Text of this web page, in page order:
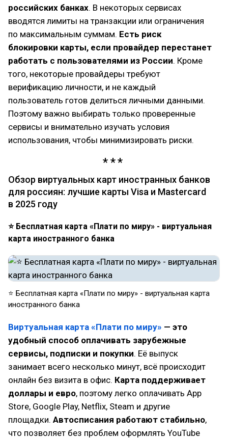
российских банках. В некоторых сервисах
вводятся лимиты на транзакции или ограничения
по максимальным суммам. Есть риск
блокировки карты, если провайдер перестанет
работать с пользователями из России. Кроме
того, некоторые провайдеры требуют
верификацию личности, и не каждый
пользователь готов делиться личными данными.
Поэтому важно выбирать только проверенные
сервисы и внимательно изучать условия
использования, чтобы минимизировать риски.
Обзор виртуальных карт иностранных банков
для россиян: лучшие карты Visa и Mastercard
в 2025 году
⭐ Бесплатная карта «Плати по миру» - виртуальная
карта иностранного банка
⭐ Бесплатная карта «Плати по миру» - виртуальная карта
иностранного банка
Виртуальная карта «Плати по миру» — это
удобный способ оплачивать зарубежные
сервисы, подписки и покупки. Её выпуск
занимает всего несколько минут, всё происходит
онлайн без визита в офис. Карта поддерживает
доллары и евро, поэтому легко оплачивать App
Store, Google Play, Netflix, Steam и другие
площадки. Автосписания работают стабильно,
что позволяет без проблем оформлять YouTube